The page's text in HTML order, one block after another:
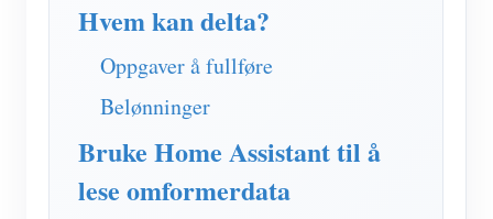
Selvbetjent tjeneste
IAMMETER Simulator
Hvem kan delta?
Oppgaver å fullføre
Belønninger
Bruke Home Assistant til å
lese omformerdata